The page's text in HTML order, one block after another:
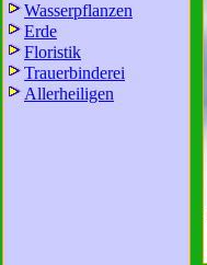
Wasserpflanzen
Erde
Floristik
Trauerbinderei
Allerheiligen